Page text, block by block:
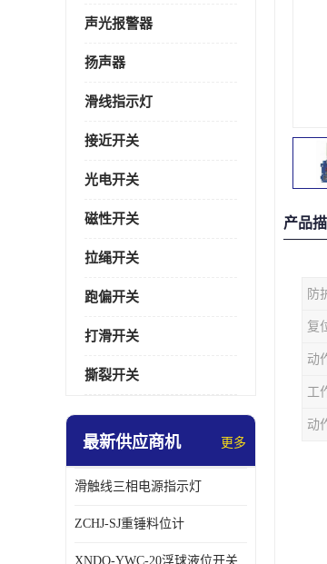
声光报警器
扬声器
滑线指示灯
接近开关
光电开关
磁性开关
拉绳开关
跑偏开关
打滑开关
撕裂开关
最新供应商机 更多
滑触线三相电源指示灯
ZCHJ-SJ重锤料位计
XNDQ-YWC-20浮球液位开关
产品
防
复
动
工
动